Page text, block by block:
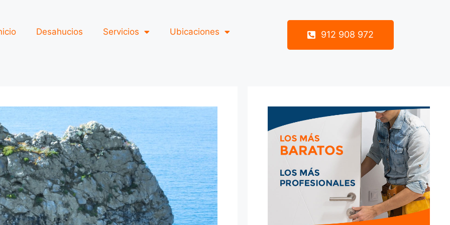
Desahucios Servicios Ubicaciones 912 908 972